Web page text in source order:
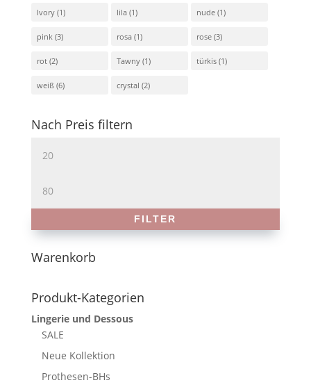
Ivory (1) lila (1) nude (1)
pink (3) rosa (1) rose (3)
rot (2) Tawny (1) türkis (1)
weiß (6) crystal (2)
Nach Preis filtern
FILTER
Warenkorb
Produkt-Kategorien
Lingerie und Dessous
SALE
Neue Kollektion
Prothesen-BHs